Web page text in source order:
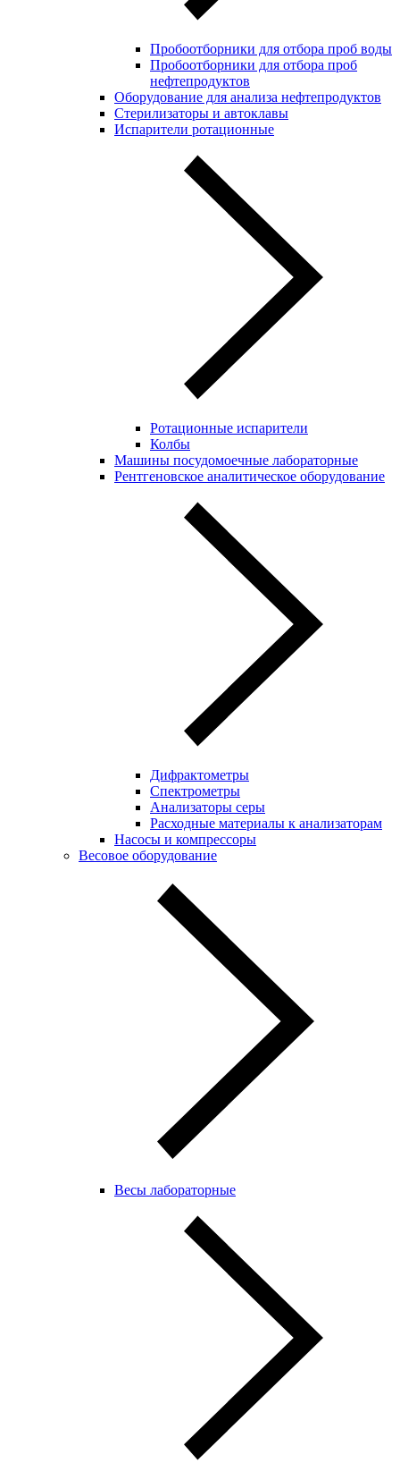
Пробоотборники для отбора проб воды
Пробоотборники для отбора проб
нефтепродуктов
Оборудование для анализа нефтепродуктов
Стерилизаторы и автоклавы
Испарители ротационные
Ротационные испарители
Колбы
Машины посудомоечные лабораторные
Рентгеновское аналитическое оборудование
Дифрактометры
Спектрометры
Анализаторы серы
Расходные материалы к анализаторам
Насосы и компрессоры
Весовое оборудование
Весы лабораторные